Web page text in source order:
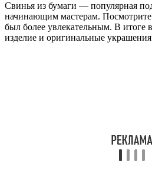
Свинья из бумаги — популярная
начинающим мастерам.
был более увлекательным. В итоге
изделие и оригинальные